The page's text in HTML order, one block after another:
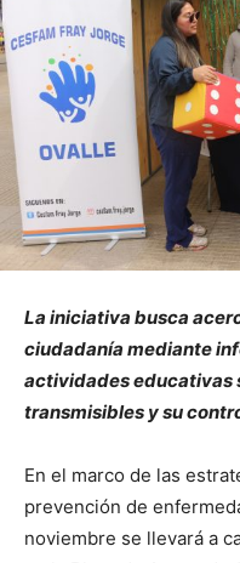
La iniciativa busca
ciudadanía mediante
actividades educativas
transmisibles y su
En el marco de las
prevención de
noviembre se llevará a